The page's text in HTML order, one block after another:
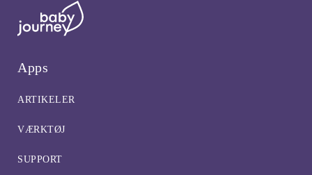
Apps
ARTIKELER
VÆRKTØJ
SUPPORT